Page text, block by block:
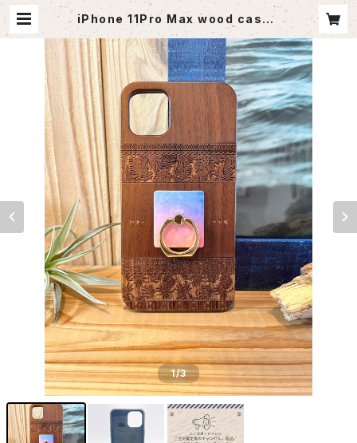
iPhone 11Pro Max wood case |
agoutlet
1/3